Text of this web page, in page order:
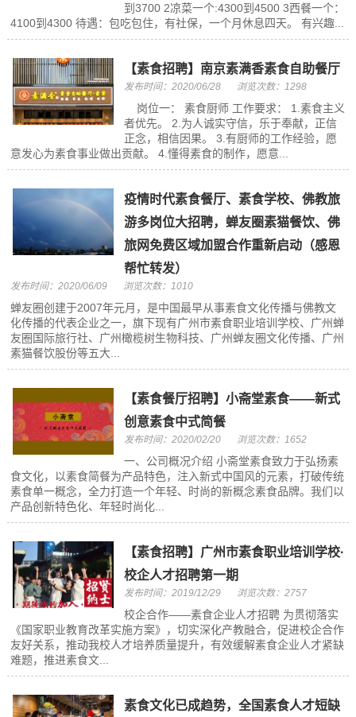
到3700 2凉菜一个:4300到4500 3西餐一个：
4100到4300 待遇：包吃包住，有社保，一个月休息四天。 有兴趣...
【素食招聘】南京素满香素食自助餐厅
发布时间：2020/06/28 浏览次数：1298
岗位一： 素食厨师 工作要求： 1.素食主义
者优先。 2.为人诚实守信，乐于奉献，正信
正念，相信因果。 3.有厨师的工作经验，愿
意发心为素食事业做出贡献。 4.懂得素食的制作，愿意...
疫情时代素食餐厅、素食学校、佛教旅
游多岗位大招聘，蝉友圈素猫餐饮、佛
旅网免费区域加盟合作重新启动（感恩
帮忙转发）
发布时间：2020/06/09 浏览次数：1010
蝉友圈创建于2007年元月，是中国最早从事素食文化传播与佛教文
化传播的代表企业之一，旗下现有广州市素食职业培训学校、广州蝉
友圈国际旅行社、广州橄榄树生物科技、广州蝉友圈文化传播、广州
素猫餐饮股份等五大...
【素食餐厅招聘】小斋堂素食——新式
创意素食中式简餐
发布时间：2020/02/20 浏览次数：1652
一、公司概况介绍 小斋堂素食致力于弘扬素
食文化，以素食简餐为产品特色，注入新式中国风的元素，打破传统
素食单一概念，全力打造一个年轻、时尚的新概念素食品牌。我们以
产品创新特色化、年轻时尚化...
【素食招聘】广州市素食职业培训学校·
校企人才招聘第一期
发布时间：2019/12/29 浏览次数：2757
校企合作——素食企业人才招聘 为贯彻落实
《国家职业教育改革实施方案》，切实深化产教融合，促进校企合作
友好关系，推动我校人才培养质量提升，有效缓解素食企业人才紧缺
难题，推进素食文...
素食文化已成趋势，全国素食人才短缺